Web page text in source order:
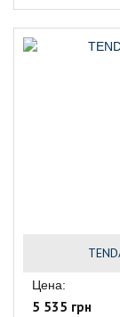
Цена:
5 535 грн